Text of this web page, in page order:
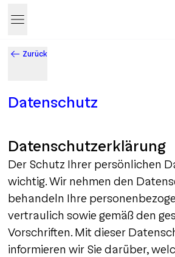
Zurück
Datenschutz
Datenschutzerklärung
Der Schutz Ihrer persönlichen
wichtig. Wir nehmen den
behandeln Ihre
vertraulich sowie gemäß den
Vorschriften. Mit dieser
informieren wir Sie darüber,